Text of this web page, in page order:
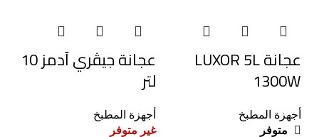
عجانة LUXOR 5L
1300W
أجهزة المطبخ
متوفر
عجانة جيڤري آدمز 10
لتر
أجهزة المطبخ
غير متوفر